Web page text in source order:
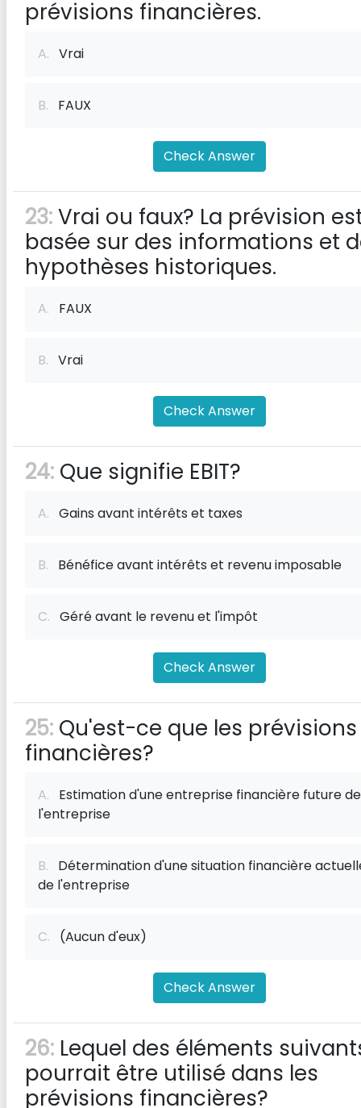
prévisions financières.
A. Vrai
B. FAUX
Check Answer
23:Vrai ou faux? La prévision
basée sur des informations et
hypothèses historiques.
A. FAUX
B. Vrai
Check Answer
24: Que signifie EBIT?
A. Gains avant intérêts et taxes
B. Bénéfice avant intérêts et revenu imposable
C. Géré avant le revenu et l'impôt
Check Answer
25: Qu'est-ce que les prévisions
financières?
A. Estimation d'une entreprise financière future de
l'entreprise
B. Détermination d'une situation financière
de l'entreprise
C. (Aucun d'eux)
Check Answer
26: Lequel des éléments
pourrait être utilisé dans les
prévisions financières?